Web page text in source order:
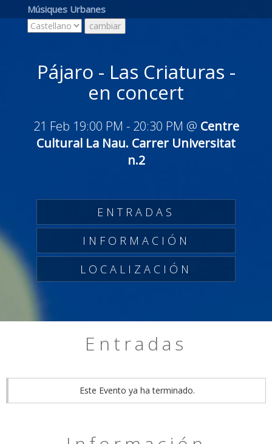
Músiques Urbanes
Pájaro - Las Criaturas -
en concert
21 Feb 19:00 PM - 20:30 PM @ Centre
Cultural La Nau. Carrer Universitat
n.2
ENTRADAS
INFORMACIÓN
LOCALIZACIÓN
Entradas
Este Evento ya ha terminado.